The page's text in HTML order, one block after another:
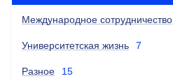
Международное сотрудничество
Университетская жизнь 7
Разное 15